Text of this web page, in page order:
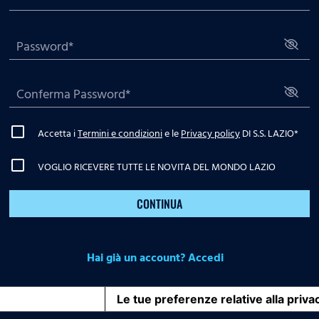
Accetta iTermini e condizionie lePrivacy policyDI S.S. LAZIO*
VOGLIO RICEVERE TUTTE LE NOVITA DEL MONDO LAZIO
CONTINUA
Hai già un account? Accedi
Le tue preferenze relative alla